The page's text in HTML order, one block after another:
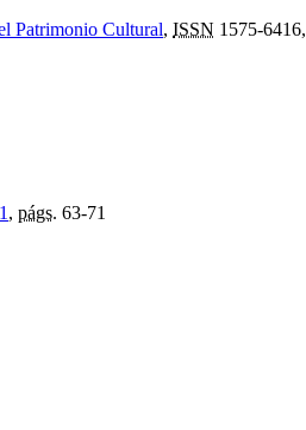
Patrimonio Cultural, ISSN 1575-6416,
, págs. 63-71